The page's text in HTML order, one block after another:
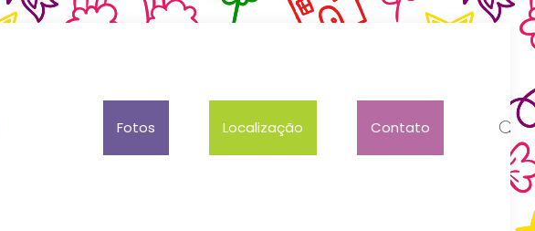
Fotos Localização Contato